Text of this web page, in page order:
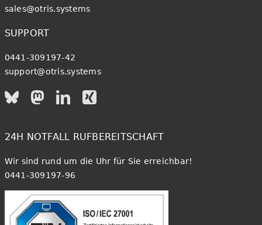
sales@otris.systems
SUPPORT
0441-309197-42
support@otris.systems
24H NOTFALL RUFBEREITSCHAFT
Wir sind rund um die Uhr für Sie erreichbar!
0441-309197-96